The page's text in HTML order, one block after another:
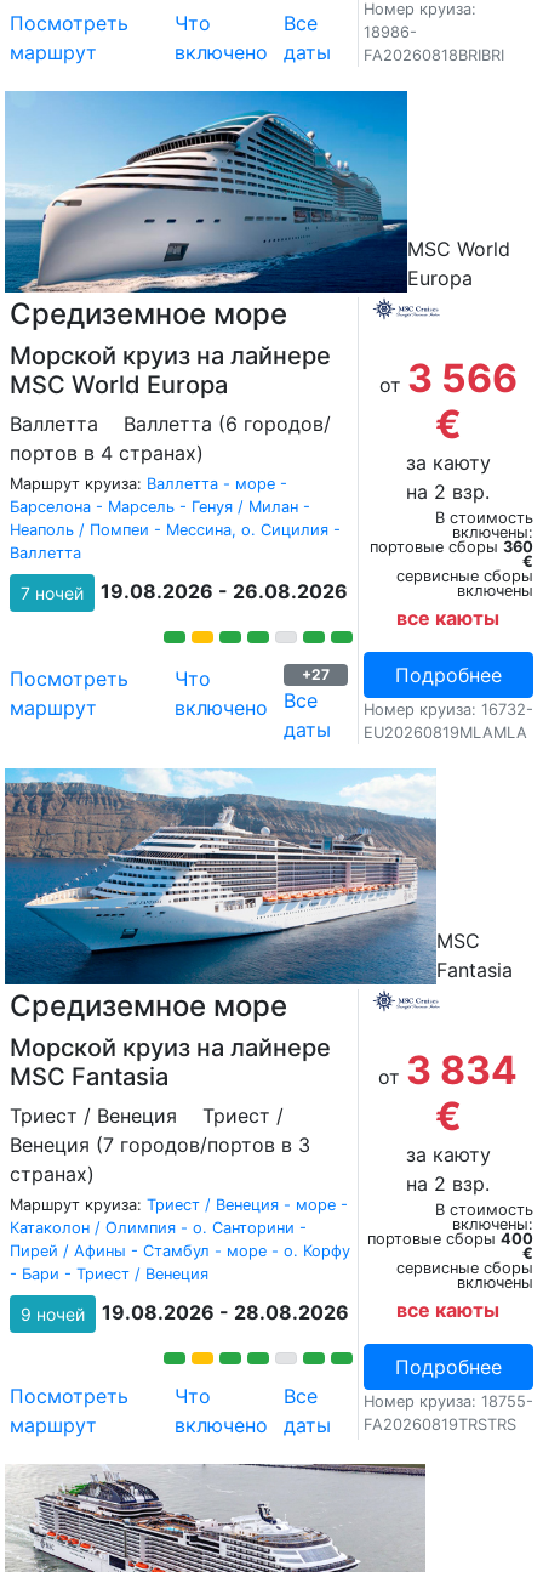
Посмотреть
маршрут
Что
включено
Все
даты
Номер круиза:
18986-
FA20260818BRIBRI
MSC World
Europa
Средиземное море
Морской круиз на лайнере
MSC World Europa
Валлетта
Валлетта (6 городов/
портов в 4 странах)
Маршрут круиза: Валлетта - море -
Барселона - Марсель - Генуя / Милан -
Неаполь / Помпеи - Мессина, о. Сицилия -
Валлетта
7 ночей 19.08.2026 - 26.08.2026
Посмотреть
маршрут
Что
включено
+27
Все
даты
от 3 566
€
за каюту
на 2 взр.
В стоимость
включены:
портовые сборы 360
€
сервисные сборы
включены
все каюты
Подробнее
Номер круиза: 16732-
EU20260819MLAMLA
MSC
Fantasia
Средиземное море
Морской круиз на лайнере
MSC Fantasia
Триест / Венеция
Триест /
Венеция (7 городов/портов в 3
странах)
Маршрут круиза: Триест / Венеция - море -
Катаколон / Олимпия - о. Санторини -
Пирей / Афины - Стамбул - море - о. Корфу
- Бари - Триест / Венеция
9 ночей 19.08.2026 - 28.08.2026
Посмотреть
маршрут
Что
включено
Все
даты
от 3 834
€
за каюту
на 2 взр.
В стоимость
включены:
портовые сборы 400
€
сервисные сборы
включены
все каюты
Подробнее
Номер круиза: 18755-
FA20260819TRSTRS